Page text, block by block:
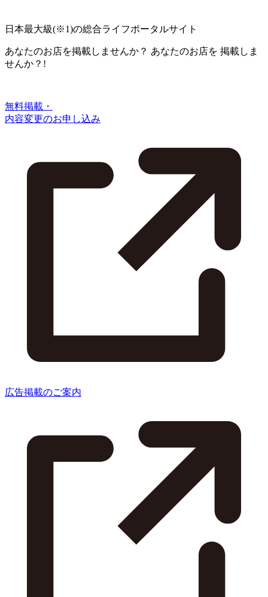
日本最大級(※1)の総合ライフポータルサイト
あなたのお店を掲載しませんか？ あなたのお店を 掲載しま
せんか？!
無料掲載・
内容変更のお申し込み
広告掲載のご案内